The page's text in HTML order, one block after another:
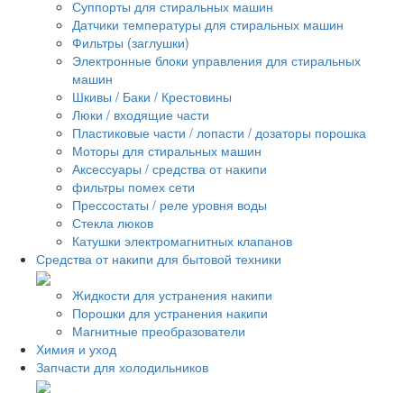
Суппорты для стиральных машин
Датчики температуры для стиральных машин
Фильтры (заглушки)
Электронные блоки управления для стиральных
машин
Шкивы / Баки / Крестовины
Люки / входящие части
Пластиковые части / лопасти / дозаторы порошка
Моторы для стиральных машин
Аксессуары / средства от накипи
фильтры помех сети
Прессостаты / реле уровня воды
Стекла люков
Катушки электромагнитных клапанов
Средства от накипи для бытовой техники
Жидкости для устранения накипи
Порошки для устранения накипи
Магнитные преобразователи
Химия и уход
Запчасти для холодильников